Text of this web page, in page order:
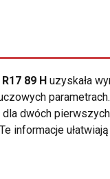
89 H uzyskała
dwóch
informacje